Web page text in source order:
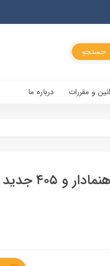
و مقررات درباره ما
اسکلت آینه پارس سال راهنمادار